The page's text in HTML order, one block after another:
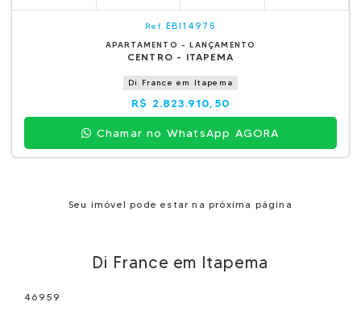
Ref. EBI14975
APARTAMENTO - LANÇAMENTO
CENTRO - ITAPEMA
Di France em Itapema
R$ 2.823.910,50
Chamar no WhatsApp AGORA
Seu imóvel pode estar na próxima página
Di France em Itapema
46959